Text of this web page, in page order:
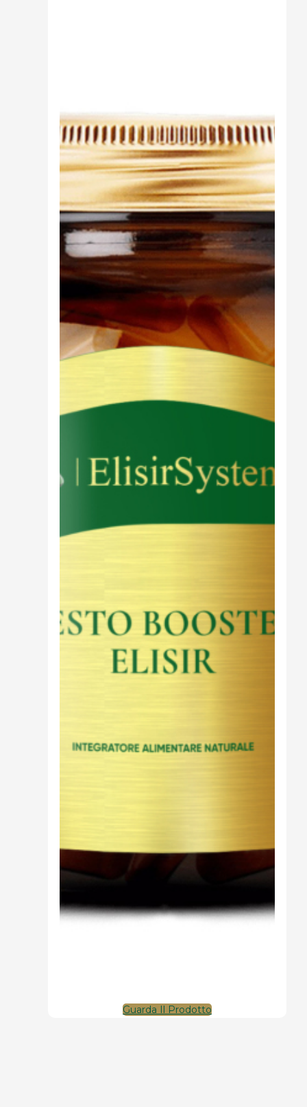
Dimagrimento naturale
Ipoglicemizzanti
Diuretici Naturali
Termogenici
Altro
Guarda Il Prodotto